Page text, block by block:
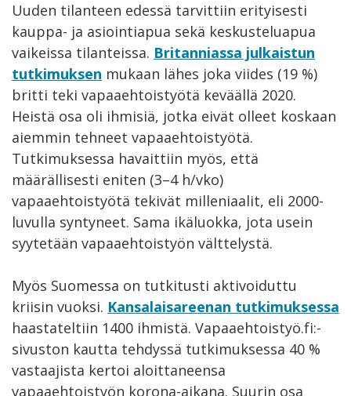
Uuden tilanteen edessä tarvittiin erityisesti
kauppa- ja asiointiapua sekä keskusteluapua
vaikeissa tilanteissa. Britanniassa julkaistun
tutkimuksen mukaan lähes joka viides (19 %)
britti teki vapaaehtoistyötä keväällä 2020.
Heistä osa oli ihmisiä, jotka eivät olleet koskaan
aiemmin tehneet vapaaehtoistyötä.
Tutkimuksessa havaittiin myös, että
määrällisesti eniten (3–4 h/vko)
vapaaehtoistyötä tekivät milleniaalit, eli 2000-
luvulla syntyneet. Sama ikäluokka, jota usein
syytetään vapaaehtoistyön välttelystä.
Myös Suomessa on tutkitusti aktivoiduttu
kriisin vuoksi. Kansalaisareenan tutkimuksessa
haastateltiin 1400 ihmistä. Vapaaehtoistyö.fi:-
sivuston kautta tehdyssä tutkimuksessa 40 %
vastaajista kertoi aloittaneensa
vapaaehtoistyön korona-aikana. Suurin osa